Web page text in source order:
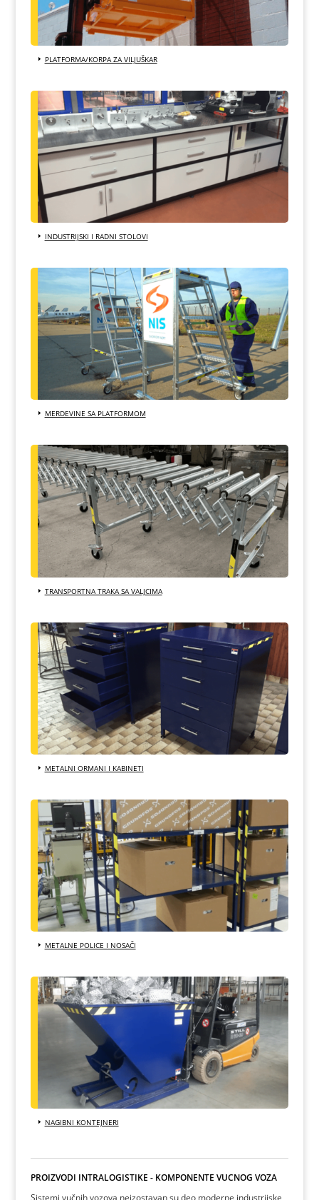
PLATFORMA/KORPA ZA VILJUŠKAR
INDUSTRIJSKI I RADNI STOLOVI
MERDEVINE SA PLATFORMOM
TRANSPORTNA TRAKA SA VALJCIMA
METALNI ORMANI I KABINETI
METALNE POLICE I NOSAČI
NAGIBNI KONTEJNERI
PROIZVODI INTRALOGISTIKE - KOMPONENTE VUČNOG VOZA